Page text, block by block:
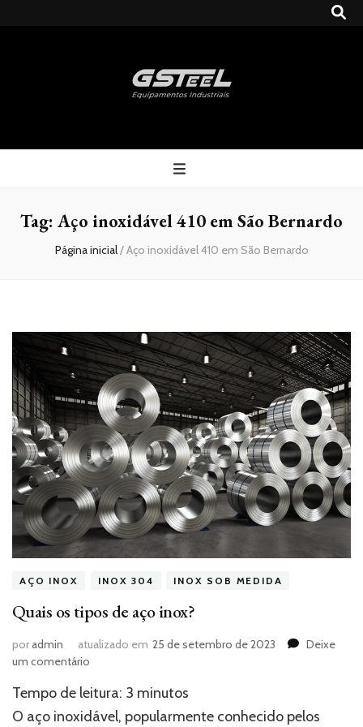
Gsteel
Tag: Aço inoxidável 410 em São Bernardo
Página inicial/Aço inoxidável 410 em São Bernardo
AÇO INOX INOX 304 INOX SOB MEDIDA
Quais os tipos de aço inox?
poradmin atualizado em 25 de setembro de 2023
Deixe
um comentário
os
tipos
Tempo de leitura: 3 minutos
O aço inoxidável, popularmente conhecido pelos